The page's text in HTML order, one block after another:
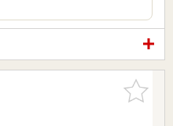
お気に入
りに追加